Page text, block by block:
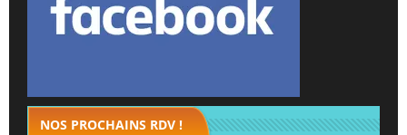
NOS PROCHAINS RDV !